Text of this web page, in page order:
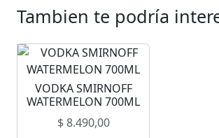
Tambien te podría
VODKA SMIRNOFF
WATERMELON 700ML
$8.490,00